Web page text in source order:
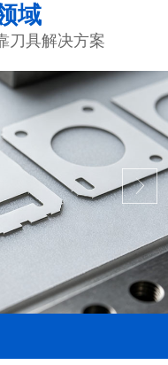
域
刀具解决方案